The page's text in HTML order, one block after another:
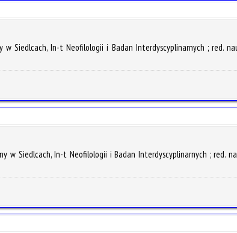
Siedlcach, In-t Neofilologii i Badan Interdyscyplinarnych ; red.
w Siedlcach, In-t Neofilologii i Badan Interdyscyplinarnych ; red.